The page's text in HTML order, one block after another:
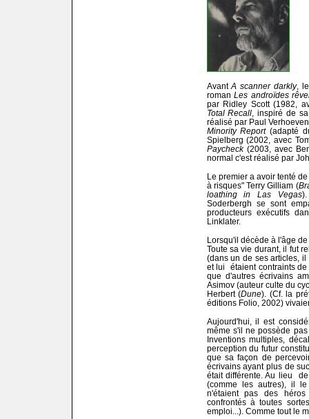
AvantA scanner darkly,
romanLes androïdes
par Ridley Scott (1982,
Total Recall , inspiré de
réalisé par Paul
Minority Report(adapté
Spielberg (2002, avec
Paycheck(2003, avec
normal c'est réalisé par
Le premier a avoir tenté
à risques" Terry Gilliam (
loathing in Las Vegas
Soderbergh se sont
producteurs exécutifs
Linklater.
Lorsqu'il décède à l'âge
Toute sa vie durant, il fut
(dans un de ses articles,
et lui étaient contraints
que d'autres écrivains
Asimov (auteur culte du
Herbert (Dune). (Cf. la
éditions Folio, 2002)
Aujourd'hui, il est
même s'il ne possède
Inventions multiples,
perception du futur
que sa façon de
écrivains ayant plus de
était différente. Au lieu
(comme les autres), il
n'étaient pas des
confrontés à toutes
emploi...). Comme tout le